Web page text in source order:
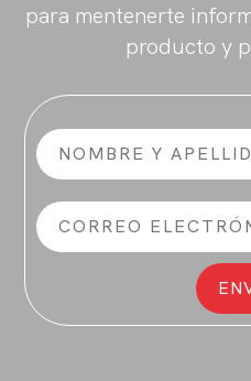
para mentenerte
producto y